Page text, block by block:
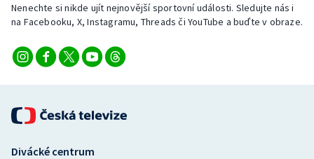
Nenechte si nikde ujít nejnovější sportovní události. Sledujte nás i
na Facebooku, X, Instagramu, Threads či YouTube a buďte v obraze.
Divácké centrum